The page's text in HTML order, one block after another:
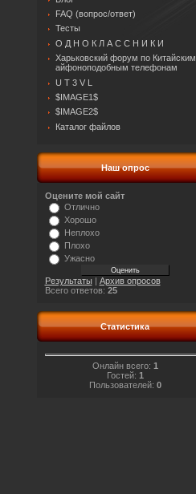
FAQ (вопрос/ответ)
Тесты
О Д Н О К Л А С С Н И К И
Харьковский форум по Китайским
айфоноподобным телефонам
U T 3 V L
$IMAGE1$
$IMAGE2$
Каталог файлов
Наш опрос
Оцените мой сайт
Отлично
Хорошо
Неплохо
Плохо
Ужасно
Результаты | Архив опросов
Всего ответов: 25
Статистика
Онлайн всего: 1
Гостей: 1
Пользователей: 0